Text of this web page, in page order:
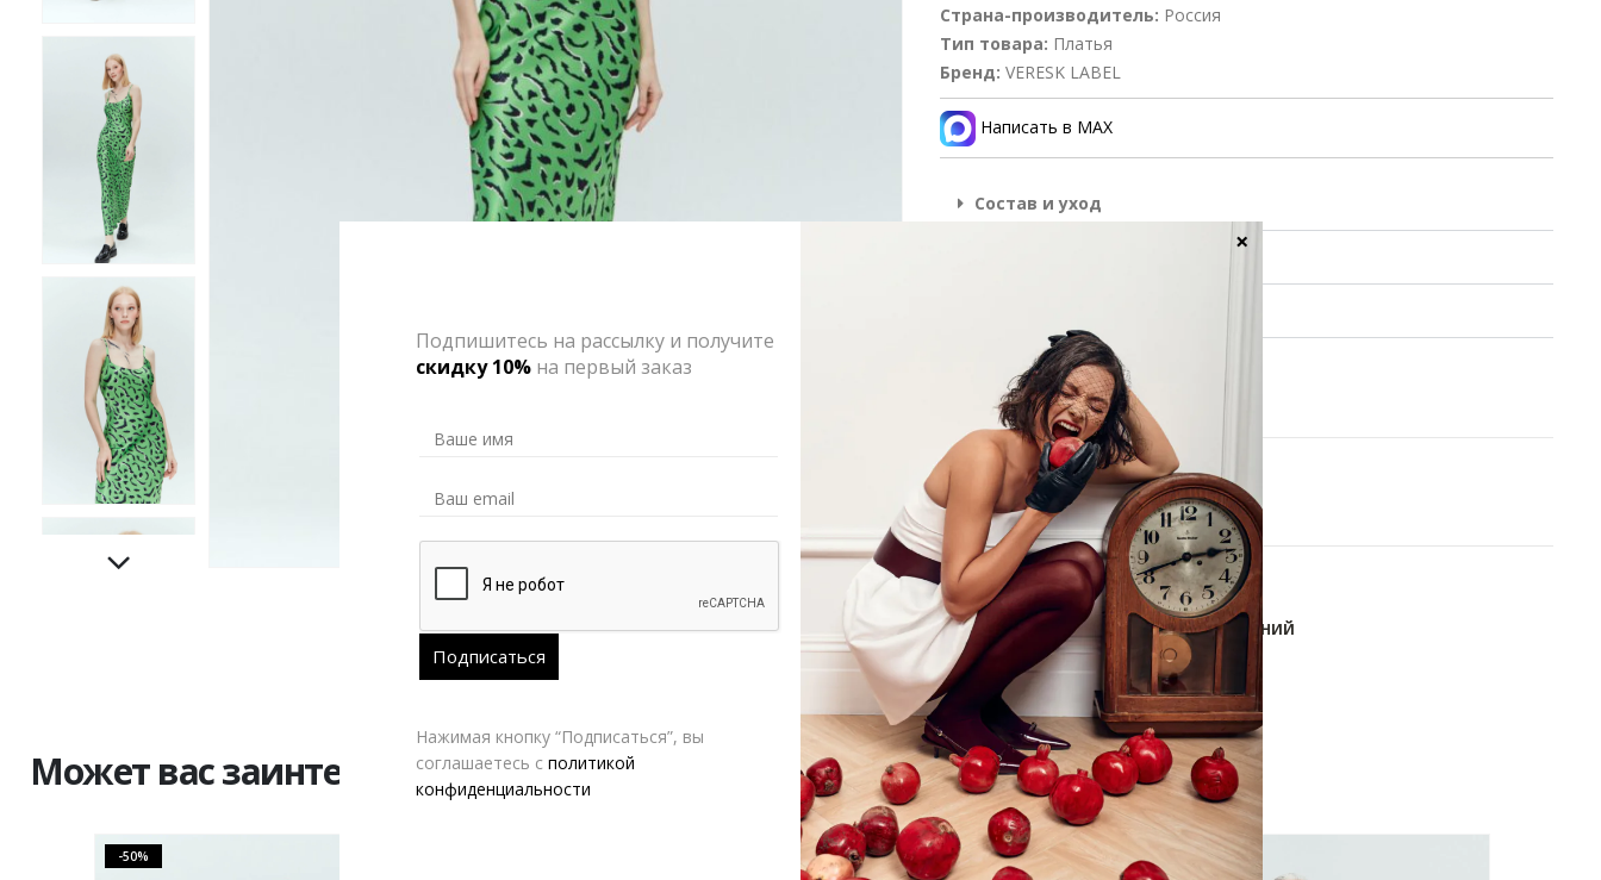
Страна-производитель: Россия
Тип товара: Платья
Бренд: VERESK LABEL
Написать в MAX
Состав и уход
XS S
В КОРЗИНУ
VERESK LABEL
ДОБАВИТЬ В СПИСОК ЖЕЛАНИЙ
Может вас заинтересовать
-50% -60%
Подпишитесь на рассылку и получите
скидку 10%на первый заказ
Нажимая кнопку “Подписаться”, вы
соглашаетесь с политикой
конфиденциальности
×